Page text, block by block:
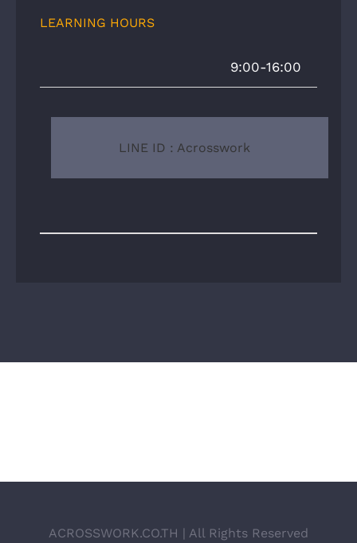
LEARNING HOURS
9:00-16:00
LINE ID : Acrosswork
ACROSSWORK.CO.TH | All Rights Reserved